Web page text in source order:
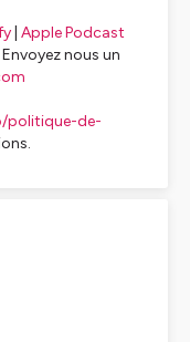
Apple Podcast
nous un
politique-de-